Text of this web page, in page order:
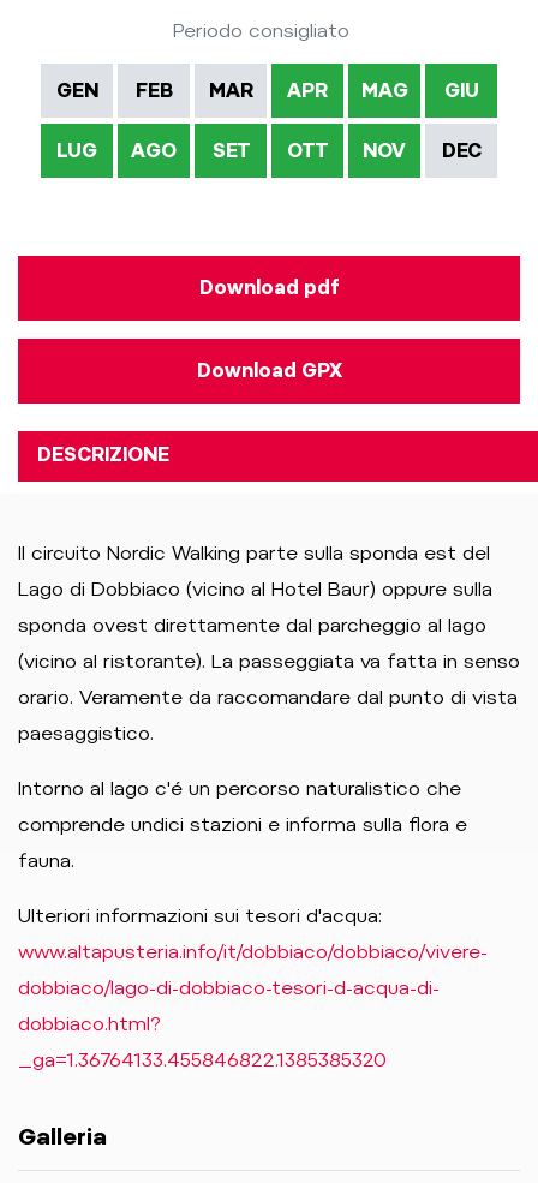
Periodo consigliato
GEN FEB MAR APR MAG GIU
LUG AGO SET OTT NOV DEC
Download pdf
Download GPX
DESCRIZIONE
Il circuito Nordic Walking parte sulla sponda est del
Lago di Dobbiaco (vicino al Hotel Baur) oppure sulla
sponda ovest direttamente dal parcheggio al lago
(vicino al ristorante). La passeggiata va fatta in senso
orario. Veramente da raccomandare dal punto di vista
paesaggistico.
Intorno al lago c'é un percorso naturalistico che
comprende undici stazioni e informa sulla flora e
fauna.
Ulteriori informazioni sui tesori d'acqua:
www.altapusteria.info/it/dobbiaco/dobbiaco/vivere-
dobbiaco/lago-di-dobbiaco-tesori-d-acqua-di-
dobbiaco.html?
_ga=1.36764133.455846822.1385385320
Galleria